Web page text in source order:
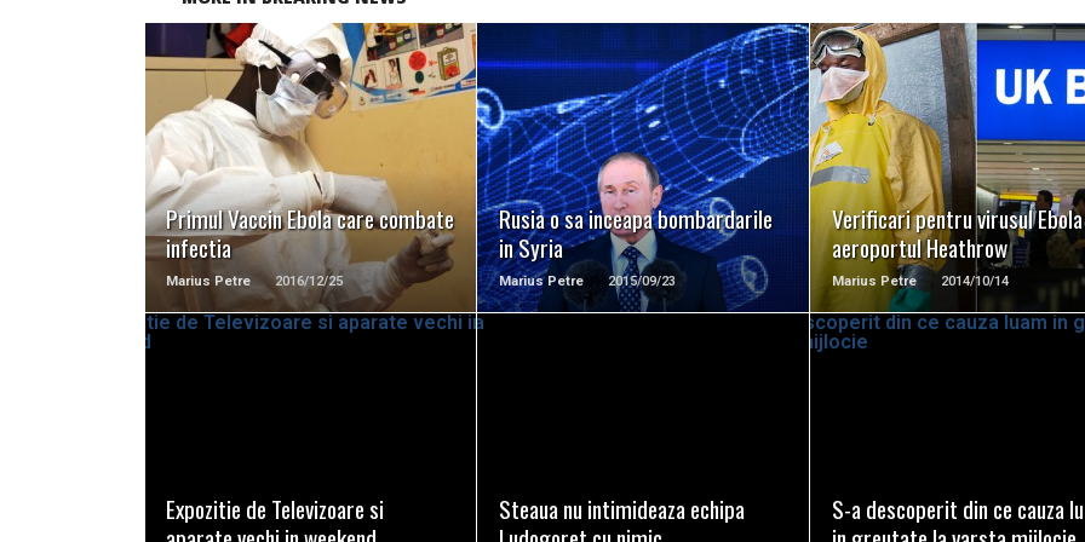
Primul Vaccin Ebola care combate
infectia
Marius Petre 2016/12/25
READ MORE
Rusia o sa inceapa bombardarile
in Syria
Marius Petre 2015/09/23
READ MORE
Verificari pentru virusul
aeroportul Heathrow
Marius Petre 2014/10/14
READ MORE
Expozitie de Televizoare si
Steaua nu intimideaza echipa
S-a descoperit din ce cauza